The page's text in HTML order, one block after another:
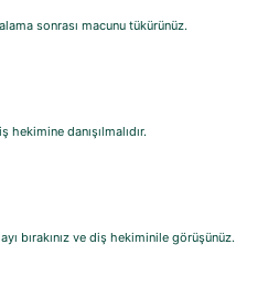
sonrası macunu tükürünüz.
danışılmalıdır.
bırakınız ve diş hekiminile görüşünüz.